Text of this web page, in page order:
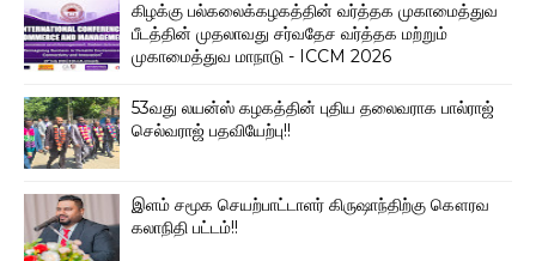
கிழக்கு பல்கலைக்கழகத்தின் வர்த்தக முகாமைத்துவ
பீடத்தின் முதலாவது சர்வதேச வர்த்தக மற்றும்
முகாமைத்துவ மாநாடு - ICCM 2026
53வது லயன்ஸ் கழகத்தின் புதிய தலைவராக பால்ராஜ்
செல்வராஜ் பதவியேற்பு!!
இளம் சமூக செயற்பாட்டாளர் கிருஷாந்திற்கு கௌரவ
கலாநிதி பட்டம்!!